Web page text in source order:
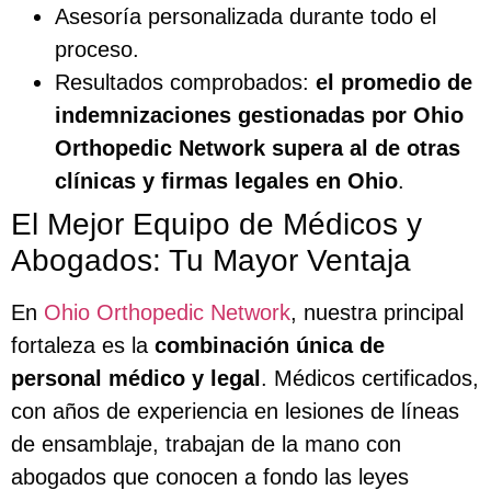
Asesoría personalizada durante todo el
proceso.
Resultados comprobados: el promedio de
indemnizaciones gestionadas por Ohio
Orthopedic Network supera al de otras
clínicas y firmas legales en Ohio.
El Mejor Equipo de Médicos y
Abogados: Tu Mayor Ventaja
En Ohio Orthopedic Network, nuestra principal
fortaleza es la combinación única de
personal médico y legal. Médicos certificados,
con años de experiencia en lesiones de líneas
de ensamblaje, trabajan de la mano con
abogados que conocen a fondo las leyes